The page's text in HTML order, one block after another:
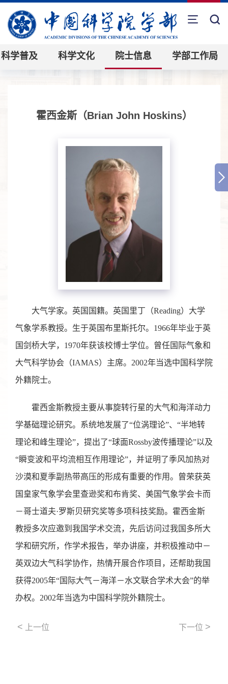
科学普及 科学文化 院士信息 学部工作局
霍西金斯（Brian John Hoskins）
大气学家。英国国籍。英国里丁（Reading）大学
气象学系教授。生于英国布里斯托尔。1966年毕业于英
国剑桥大学，1970年获该校博士学位。曾任国际气象和
大气科学协会（IAMAS）主席。2002年当选中国科学院
外籍院士。
霍西金斯教授主要从事旋转行星的大气和海洋动力
学基础理论研究。系统地发展了“位涡理论”、“半地转
理论和峰生理论”，提出了“球面Rossby波传播理论”以及
“瞬变波和平均流相互作用理论”，并证明了季风加热对
沙漠和夏季副热带高压的形成有重要的作用。曾荣获英
国皇家气象学会里查逊奖和布肯奖、美国气象学会卡而
－哥士道夫·罗斯贝研究奖等多项科技奖励。霍西金斯
教授多次应邀到我国学术交流，先后访问过我国多所大
学和研究所，作学术报告，举办讲座，并积极推动中－
英双边大气科学协作，热情开展合作项目，还帮助我国
获得2005年“国际大气－海洋－水文联合学术大会”的举
办权。2002年当选为中国科学院外籍院士。
< 上一位 下一位 >